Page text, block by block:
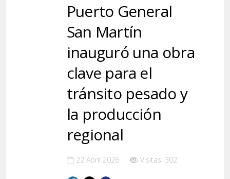
Puerto General
San Martín
inauguró una obra
clave para el
tránsito pesado y
la producción
regional
22 Abril 2026 Visitas: 302